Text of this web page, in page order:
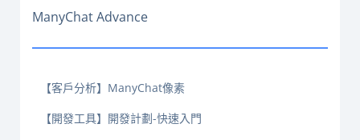
ManyChat Advance
【客戶分析】ManyChat像素
【開發工具】開發計劃-快速入門